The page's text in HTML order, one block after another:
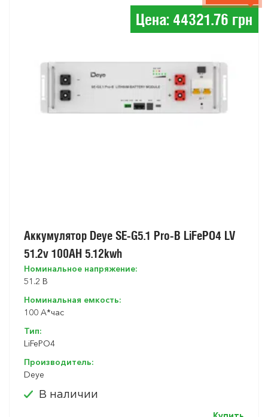
Цена: 44321.76 грн
Аккумулятор Deye SE-G5.1 Pro-B LiFePO4 LV
51.2v 100AH 5.12kwh
Номинальное напряжение:
51.2 В
Номинальная емкость:
100 A*час
Тип:
LiFePO4
Производитель:
Deye
В наличии